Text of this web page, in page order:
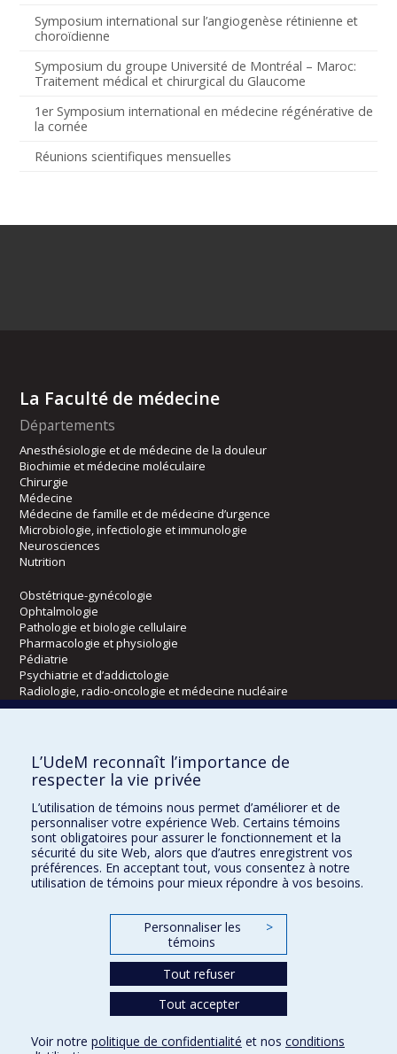
Symposium international sur l’angiogenèse rétinienne et
choroïdienne
Symposium du groupe Université de Montréal – Maroc:
Traitement médical et chirurgical du Glaucome
1er Symposium international en médecine régénérative de
la cornée
Réunions scientifiques mensuelles
La Faculté de médecine
Départements
Anesthésiologie et de médecine de la douleur
Biochimie et médecine moléculaire
Chirurgie
Médecine
Médecine de famille et de médecine d’urgence
Microbiologie, infectiologie et immunologie
Neurosciences
Nutrition
Obstétrique-gynécologie
Ophtalmologie
Pathologie et biologie cellulaire
Pharmacologie et physiologie
Pédiatrie
Psychiatrie et d’addictologie
Radiologie, radio-oncologie et médecine nucléaire
Kinésiologie et des sciences de l’activité physique
Orthophonie et audiologie
Réadaptation
Directions
DPC
CPASS
L’UdeM reconnaît l’importance de
respecter la vie privée
L’utilisation de témoins nous permet d’améliorer et de
personnaliser votre expérience Web. Certains témoins
sont obligatoires pour assurer le fonctionnement et la
sécurité du site Web, alors que d’autres enregistrent vos
préférences. En acceptant tout, vous consentez à notre
utilisation de témoins pour mieux répondre à vos besoins.
Personnaliser les
témoins
>
Tout refuser
Tout accepter
Voir notre politique de confidentialité et nos conditions